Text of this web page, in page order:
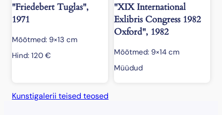
"Friedebert Tuglas",
1971
Mõõtmed: 9×13 cm
Hind: 120 €
"XIX International
Exlibris Congress 1982
Oxford", 1982
Mõõtmed: 9×14 cm
Müüdud
Kunstigalerii teised teosed